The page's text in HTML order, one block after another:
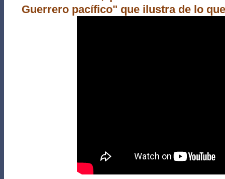
Guerrero pacífico" que ilustra de lo